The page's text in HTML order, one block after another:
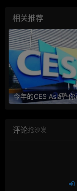
相关推荐
评论抢沙发